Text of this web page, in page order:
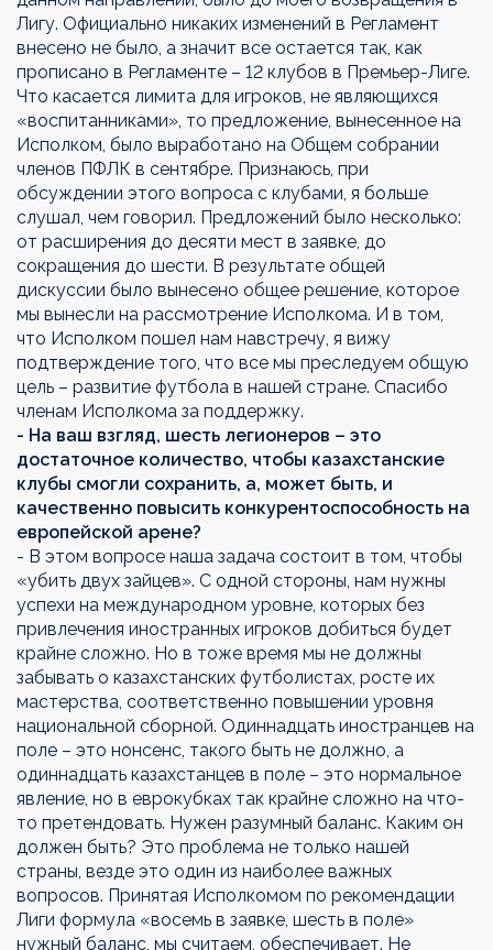
Лигу. Официально никаких изменений в Регламент
внесено не было, а значит все остается так, как
прописано в Регламенте – 12 клубов в Премьер-Лиге.
Что касается лимита для игроков, не являющихся
«воспитанниками», то предложение, вынесенное на
Исполком, было выработано на Общем собрании
членов ПФЛК в сентябре. Признаюсь, при
обсуждении этого вопроса с клубами, я больше
слушал, чем говорил. Предложений было несколько:
от расширения до десяти мест в заявке, до
сокращения до шести. В результате общей
дискуссии было вынесено общее решение, которое
мы вынесли на рассмотрение Исполкома. И в том,
что Исполком пошел нам навстречу, я вижу
подтверждение того, что все мы преследуем общую
цель – развитие футбола в нашей стране. Спасибо
членам Исполкома за поддержку.
- На ваш взгляд, шесть легионеров – это
достаточное количество, чтобы казахстанские
клубы смогли сохранить, а, может быть, и
качественно повысить конкурентоспособность на
европейской арене?
- В этом вопросе наша задача состоит в том, чтобы
«убить двух зайцев». С одной стороны, нам нужны
успехи на международном уровне, которых без
привлечения иностранных игроков добиться будет
крайне сложно. Но в тоже время мы не должны
забывать о казахстанских футболистах, росте их
мастерства, соответственно повышении уровня
национальной сборной. Одиннадцать иностранцев на
поле – это нонсенс, такого быть не должно, а
одиннадцать казахстанцев в поле – это нормальное
явление, но в еврокубках так крайне сложно на что-
то претендовать. Нужен разумный баланс. Каким он
должен быть? Это проблема не только нашей
страны, везде это один из наиболее важных
вопросов. Принятая Исполкомом по рекомендации
Лиги формула «восемь в заявке, шесть в поле»
нужный баланс, мы считаем, обеспечивает. Не